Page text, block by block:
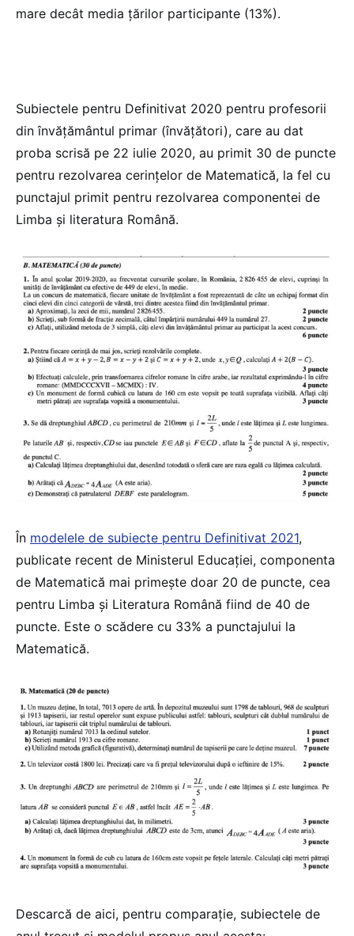
mare decât media țărilor participante (13%).
Subiectele pentru Definitivat 2020 pentru profesorii
din învățământul primar (învățători), care au dat
proba scrisă pe 22 iulie 2020, au primit 30 de puncte
pentru rezolvarea cerințelor de Matematică, la fel cu
punctajul primit pentru rezolvarea componentei de
Limba și literatura Română.
În modelele de subiecte pentru Definitivat 2021,
publicate recent de Ministerul Educației, componenta
de Matematică mai primește doar 20 de puncte, cea
pentru Limba și Literatura Română fiind de 40 de
puncte. Este o scădere cu 33% a punctajului la
Matematică.
Descarcă de aici, pentru comparație, subiectele de